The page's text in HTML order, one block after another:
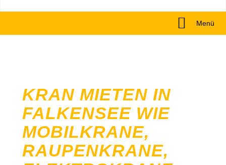
Menü
KRAN MIETEN IN
FALKENSEE WIE
MOBILKRANE,
RAUPENKRANE,